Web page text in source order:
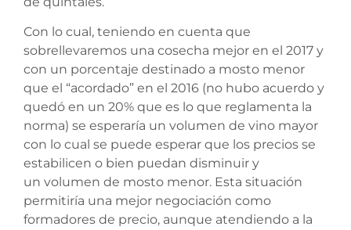
Con lo cual, teniendo en cuenta que
sobrellevaremos una cosecha mejor en el 2017 y
con un porcentaje destinado a mosto menor
que el “acordado” en el 2016 (no hubo acuerdo y
quedó en un 20% que es lo que reglamenta la
norma) se esperaría un volumen de vino mayor
con lo cual se puede esperar que los precios se
estabilicen o bien puedan disminuir y
un volumen de mosto menor. Esta situación
permitiría una mejor negociación como
formadores de precio, aunque atendiendo a la